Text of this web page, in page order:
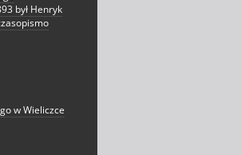
był Henryk
w Wieliczce